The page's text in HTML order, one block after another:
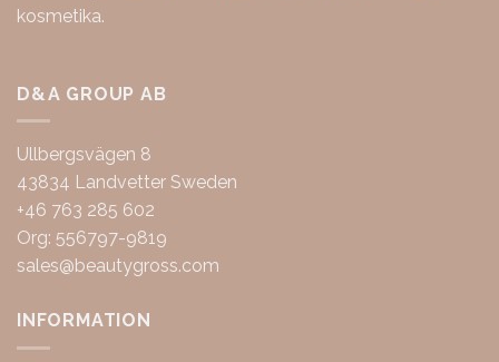
kosmetika.
D&A GROUP AB
Ullbergsvägen 8
43834 Landvetter Sweden
+46 763 285 602
Org: 556797-9819
sales@beautygross.com
INFORMATION